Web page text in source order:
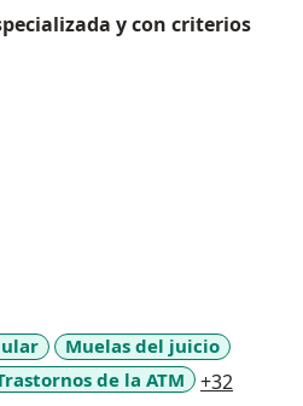
y con criterios
Muelas del juicio
de la ATM +32